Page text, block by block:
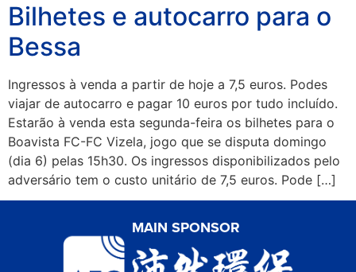
Bilhetes e autocarro para o
Bessa
Ingressos à venda a partir de hoje a 7,5 euros. Podes
viajar de autocarro e pagar 10 euros por tudo incluído.
Estarão à venda esta segunda-feira os bilhetes para o
Boavista FC-FC Vizela, jogo que se disputa domingo
(dia 6) pelas 15h30. Os ingressos disponibilizados pelo
adversário tem o custo unitário de 7,5 euros. Pode […]
MAIN SPONSOR